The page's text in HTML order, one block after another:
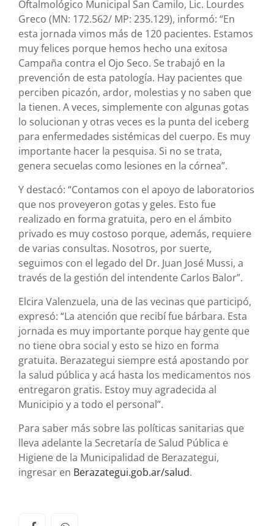
Oftalmológico Municipal San Camilo, Lic. Lourdes
Greco (MN: 172.562/ MP: 235.129), informó: “En
esta jornada vimos más de 120 pacientes. Estamos
muy felices porque hemos hecho una exitosa
Campaña contra el Ojo Seco. Se trabajó en la
prevención de esta patología. Hay pacientes que
perciben picazón, ardor, molestias y no saben que
la tienen. A veces, simplemente con algunas gotas
lo solucionan y otras veces es la punta del iceberg
para enfermedades sistémicas del cuerpo. Es muy
importante hacer la pesquisa. Si no se trata,
genera secuelas como lesiones en la córnea”.
Y destacó: “Contamos con el apoyo de laboratorios
que nos proveyeron gotas y geles. Esto fue
realizado en forma gratuita, pero en el ámbito
privado es muy costoso porque, además, requiere
de varias consultas. Nosotros, por suerte,
seguimos con el legado del Dr. Juan José Mussi, a
través de la gestión del intendente Carlos Balor”.
Elcira Valenzuela, una de las vecinas que participó,
expresó: “La atención que recibí fue bárbara. Esta
jornada es muy importante porque hay gente que
no tiene obra social y esto se hizo en forma
gratuita. Berazategui siempre está apostando por
la salud pública y acá hasta los medicamentos nos
entregaron gratis. Estoy muy agradecida al
Municipio y a todo el personal”.
Para saber más sobre las políticas sanitarias que
lleva adelante la Secretaría de Salud Pública e
Higiene de la Municipalidad de Berazategui,
ingresar en Berazategui.gob.ar/salud.